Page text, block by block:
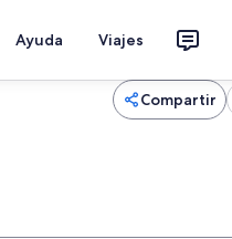
Ayuda Viajes
Compartir